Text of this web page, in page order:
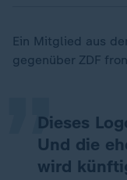
Ein Mitglied aus
gegenüber ZDF
Dieses
Und die
wird
„